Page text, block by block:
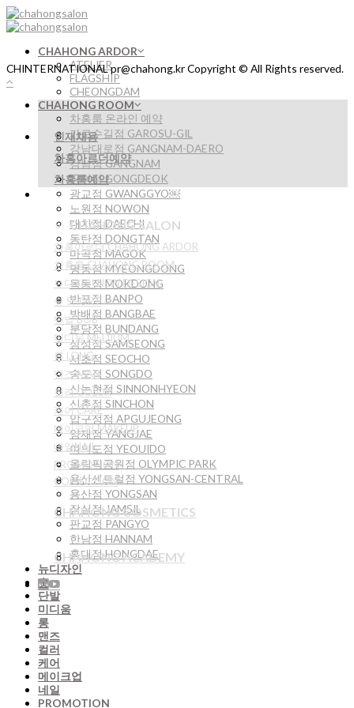
Skip
to
CHAHONG ARDOR
ATELIER
FLAGSHIP
CHEONGDAM
CHAHONG ROOM
차홍룸 온라인 예약
가로수길점 GAROSU-GIL
강남대로점 GANGNAM-DAERO
강남점 GANGNAM
공덕점 GONGDEOK
광교점 GWANGGYO￼
노원점 NOWON
대치점 DAECHI
동탄점 DONGTAN
마곡점 MAGOK
명동점 MYEONGDONG
목동점 MOKDONG
반포점 BANPO
방배점 BANGBAE
분당점 BUNDANG
삼성점 SAMSEONG
서초점 SEOCHO
송도점 SONGDO
신논현점 SINNONHYEON
신촌점 SINCHON
압구정점 APGUJEONG
양재점 YANGJAE
여의도점 YEOUIDO
올림픽공원점 OLYMPIC PARK
용산센트럴점 YONGSAN-CENTRAL
용산점 YONGSAN
잠실점 JAMSIL
판교점 PANGYO
한남점 HANNAM
홍대점 HONGDAE
뉴디자인
숏
단발
미디움
롱
맨즈
컬러
케어
메이크업
네일
PROMOTION
CHINTERNATIONAL pr@chahong.kr Copyright © All Rights reserved.
인재채용
차홍아르더예약
차홍룸예약
CHAHONG SALON
차홍아르더 CHAHONG ARDOR
차홍룸 CHAHONG ROOM
뉴디자인 NEW DESIGN
숏 SHORT
단발 BOB
미디움 MEDIUM
롱 LONG
맨즈 MAN
컬러 COLOR
케어 CARE
메이크업 MAKEUP
네일NAIL
PROMOTION
COLLECTION
CHAHONG COSMETICS
CHAHONG ACADEMY